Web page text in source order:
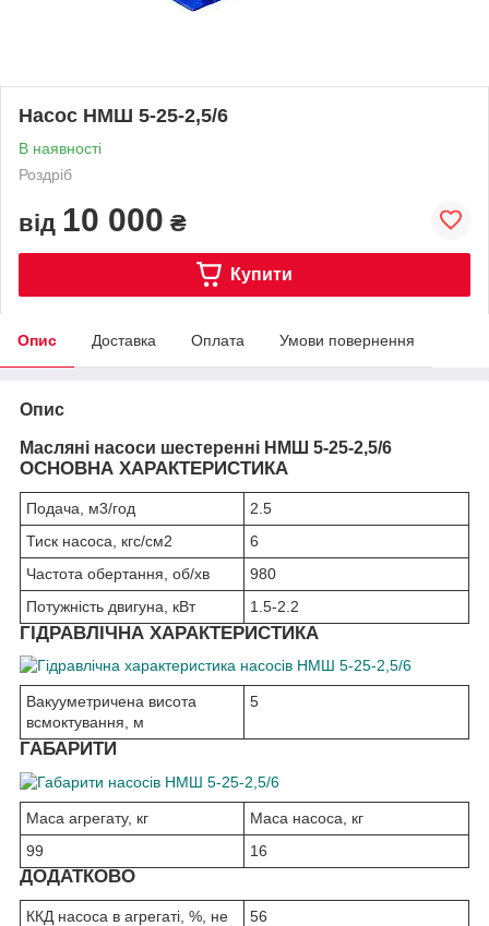
Насос НМШ 5-25-2,5/6
В наявності
Роздріб
від 10 000 ₴
Купити
Опис Доставка Оплата Умови повернення
Опис
Масляні насоси шестеренні НМШ 5-25-2,5/6
ОСНОВНА ХАРАКТЕРИСТИКА
Подача, м3/год
2.5
Тиск насоса, кгс/см2
6
Частота обертання, об/хв
980
Потужність двигуна, кВт
1.5-2.2
ГІДРАВЛІЧНА ХАРАКТЕРИСТИКА
Вакууметричена висота
всмоктування, м
5
ГАБАРИТИ
Маса агрегату, кг
Маса насоса, кг
99
16
ДОДАТКОВО
ККД насоса в агрегаті, %, не
56